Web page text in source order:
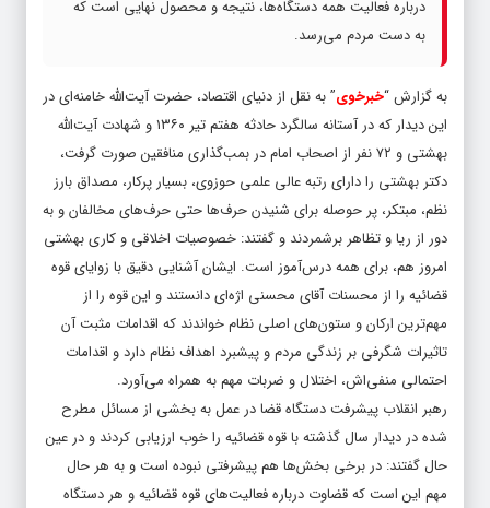
درباره فعالیت همه دستگاه‌‌‌ها، نتیجه و محصول نهایی است که
به دست مردم می‌‌‌رسد.
به گزارش “خبرخوی” به نقل از دنیای اقتصاد، حضرت آیت‌الله خامنه‌‌‌ای در
این دیدار که در آستانه سالگرد حادثه هفتم تیر ۱۳۶۰ و شهادت آیت‌الله
بهشتی و ۷۲ نفر از اصحاب امام در بمب‌‌‌گذاری منافقین صورت گرفت،
دکتر بهشتی را دارای رتبه عالی علمی حوزوی، بسیار پرکار، مصداق بارز
نظم، مبتکر، پر حوصله برای شنیدن حرف‌ها حتی حرف‌های مخالفان و به
دور از ریا و تظاهر برشمردند و گفتند: خصوصیات اخلاقی و کاری بهشتی
امروز هم، برای همه درس‌‌‌آموز است. ایشان آشنایی دقیق با زوایای قوه
قضائیه را از محسنات آقای محسنی اژه‌‌‌ای دانستند و این قوه را از
مهم‌ترین ارکان و ستون‌‌‌های اصلی نظام خواندند که اقدامات مثبت آن
تاثیرات شگرفی بر زندگی مردم و پیشبرد اهداف نظام دارد و اقدامات
احتمالی منفی‌‌‌اش، اختلال و ضربات مهم به همراه می‌‌‌آورد.
رهبر انقلاب پیشرفت دستگاه قضا در عمل به بخشی از مسائل مطرح
شده در دیدار سال گذشته با قوه قضائیه را خوب ارزیابی کردند و در عین
حال گفتند: در برخی بخش‌‌‌ها هم پیشرفتی نبوده است و به هر حال
مهم این است که قضاوت درباره فعالیت‌‌‌های قوه قضائیه و هر دستگاه